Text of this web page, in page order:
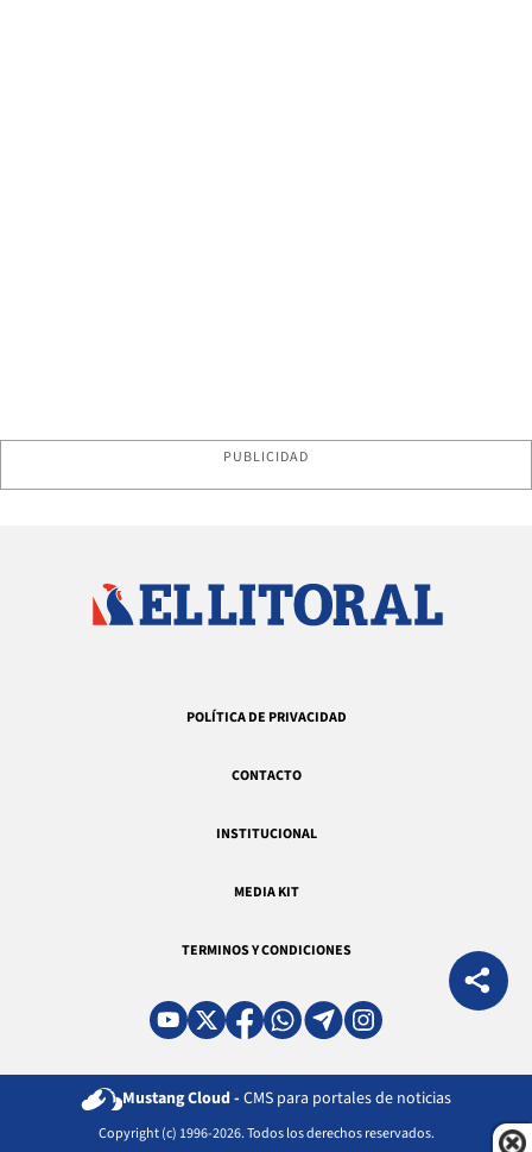
PUBLICIDAD
POLÍTICA DE PRIVACIDAD
CONTACTO
INSTITUCIONAL
MEDIA KIT
TERMINOS Y CONDICIONES
Mustang Cloud - CMS para portales de noticias
Copyright (c) 1996-2026. Todos los derechos reservados.